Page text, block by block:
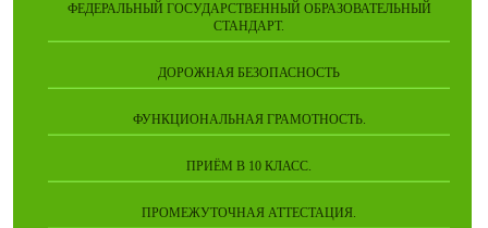
ФЕДЕРАЛЬНЫЙ ГОСУДАРСТВЕННЫЙ ОБРАЗОВАТЕЛЬНЫЙ
СТАНДАРТ.
ДОРОЖНАЯ БЕЗОПАСНОСТЬ
ФУНКЦИОНАЛЬНАЯ ГРАМОТНОСТЬ.
ПРИЁМ В 10 КЛАСС.
ПРОМЕЖУТОЧНАЯ АТТЕСТАЦИЯ.